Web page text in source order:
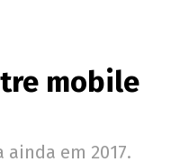
mobile
ainda em 2017.